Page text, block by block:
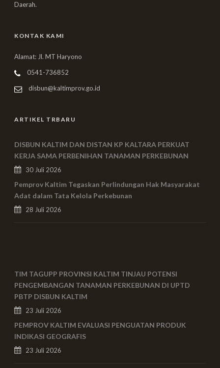
Daerah.
KONTAK KAMI
Alamat: Jl. MT Haryono
0541-736852
disbun@kaltimprov.go.id
ARTIKEL TRBARU
DISBUN KALTIM DAN DISTAN KP KALTARA PERKUAT
KERJA SAMA PERBENIHAN TANAMAN PERKEBUNAN
30 Juli 2026
Pemprov Kaltim Tegaskan Perlindungan Hak Masyarakat
Adat dalam Tata Kelola Perkebunan
28 Juli 2026
TIM TAGUPP PROVINSI KALTIM TINJAU POTENSI
PENGEMBANGAN TANAMAN PERKEBUNAN DI UPTD
PBTP DISBUN KALTIM
23 Juli 2026
PEMPROV KALTIM EVALUASI PENGUATAN PRODUK
INDIKASI GEOGRAFIS
23 Juli 2026